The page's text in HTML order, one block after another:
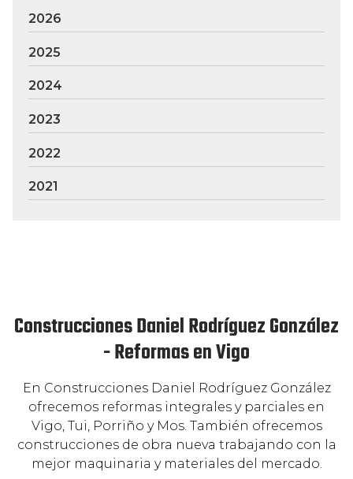
2026
2025
2024
2023
2022
2021
Construcciones Daniel Rodríguez González
- Reformas en Vigo
En Construcciones Daniel Rodríguez González
ofrecemos reformas integrales y parciales en
Vigo, Tui, Porriño y Mos. También ofrecemos
construcciones de obra nueva trabajando con la
mejor maquinaria y materiales del mercado.